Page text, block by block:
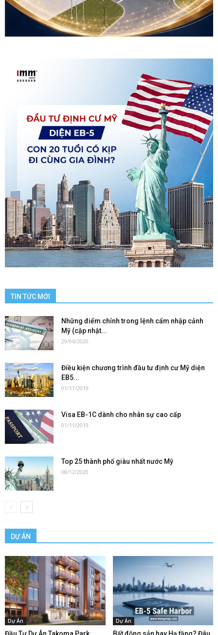
TIN TỨC MỚI
Những điểm chính trong lệnh cấm nhập cảnh
Mỹ (cập nhật...
29/06/2020
Điều kiện chương trình đầu tư định cư Mỹ diện
EB5...
01/11/2019
Visa EB-1C dành cho nhân sự cao cấp
01/11/2019
Top 25 thành phố giàu nhất nước Mỹ
08/12/2020
DỰ ÁN
Dự Án Dự Án